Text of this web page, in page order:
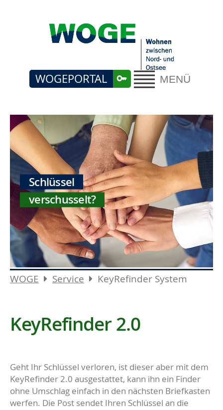
MENÜ
WOGEPORTAL
Schlüssel
verschusselt?
WOGE Service KeyRefinder System
KeyRefinder 2.0
Geht Ihr Schlüssel verloren, ist dieser aber mit dem
KeyRefinder 2.0 ausgestattet, kann ihn ein Finder
ohne Umschlag einfach in den nächsten Briefkasten
werfen. Die Post sendet Ihren Schlüssel an die